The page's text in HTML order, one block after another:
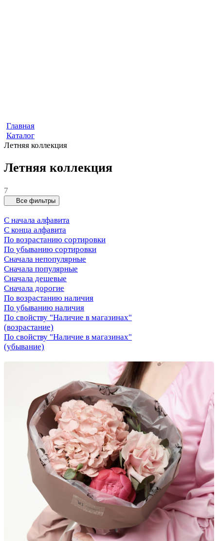
Главная
Каталог
Летняя коллекция
Летняя коллекция
7
Все фильтры
С начала алфавита
С конца алфавита
По возрастанию сортировки
По убыванию сортировки
Сначала непопулярные
Сначала популярные
Сначала дешевые
Сначала дорогие
По возрастанию наличия
По убыванию наличия
По свойству "Наличие в магазинах"
(возрастание)
По свойству "Наличие в магазинах"
(убывание)